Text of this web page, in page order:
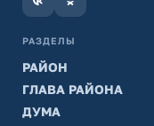
РАЗДЕЛЫ
РАЙОН
ГЛАВА РАЙОНА
ДУМА